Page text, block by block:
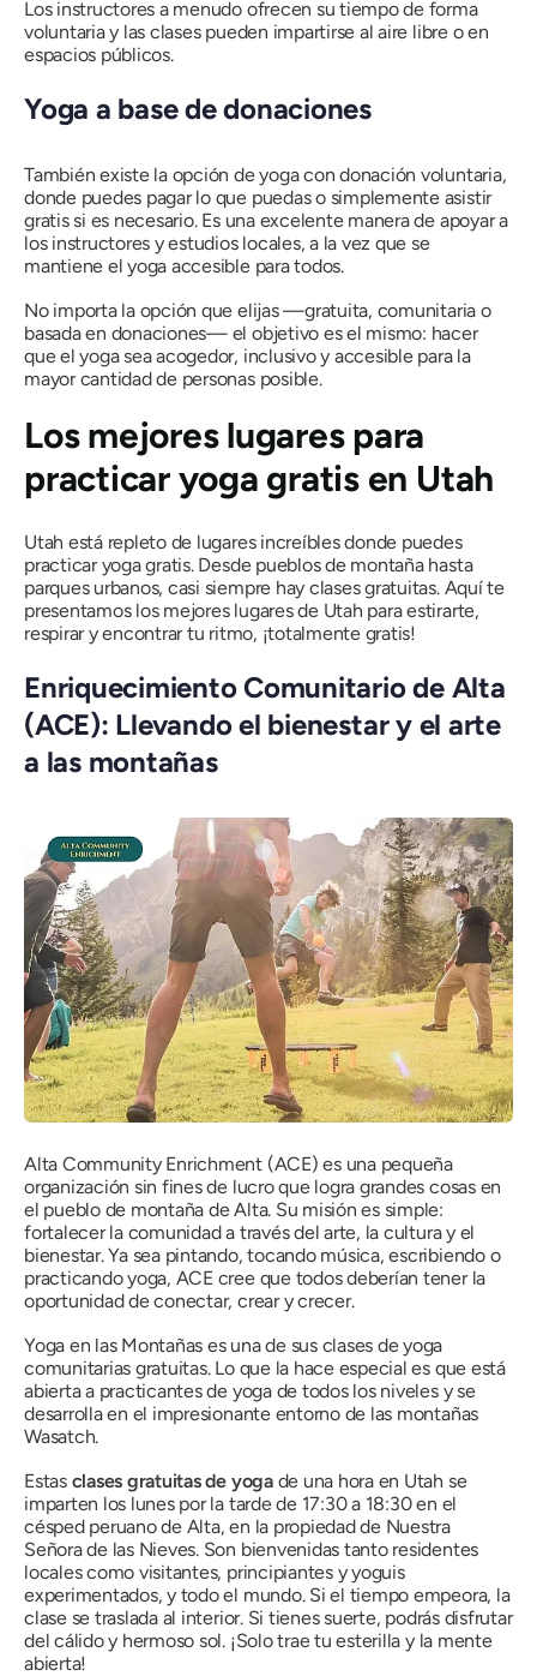
Los instructores a menudo ofrecen su tiempo de forma
voluntaria y las clases pueden impartirse al aire libre o en
espacios públicos.
Yoga a base de donaciones
También existe la opción de yoga con donación voluntaria,
donde puedes pagar lo que puedas o simplemente asistir
gratis si es necesario. Es una excelente manera de apoyar a
los instructores y estudios locales, a la vez que se
mantiene el yoga accesible para todos.
No importa la opción que elijas —gratuita, comunitaria o
basada en donaciones— el objetivo es el mismo: hacer
que el yoga sea acogedor, inclusivo y accesible para la
mayor cantidad de personas posible.
Los mejores lugares para
practicar yoga gratis en Utah
Utah está repleto de lugares increíbles donde puedes
practicar yoga gratis. Desde pueblos de montaña hasta
parques urbanos, casi siempre hay clases gratuitas. Aquí te
presentamos los mejores lugares de Utah para estirarte,
respirar y encontrar tu ritmo, ¡totalmente gratis!
Enriquecimiento Comunitario de Alta
(ACE): Llevando el bienestar y el arte
a las montañas
Alta Community Enrichment (ACE) es una pequeña
organización sin fines de lucro que logra grandes cosas en
el pueblo de montaña de Alta. Su misión es simple:
fortalecer la comunidad a través del arte, la cultura y el
bienestar. Ya sea pintando, tocando música, escribiendo o
practicando yoga, ACE cree que todos deberían tener la
oportunidad de conectar, crear y crecer.
Yoga en las Montañas es una de sus clases de yoga
comunitarias gratuitas. Lo que la hace especial es que está
abierta a practicantes de yoga de todos los niveles y se
desarrolla en el impresionante entorno de las montañas
Wasatch.
Estas clases gratuitas de yoga de una hora en Utah se
imparten los lunes por la tarde de 17:30 a 18:30 en el
césped peruano de Alta, en la propiedad de Nuestra
Señora de las Nieves. Son bienvenidas tanto residentes
locales como visitantes, principiantes y yoguis
experimentados, y todo el mundo. Si el tiempo empeora, la
clase se traslada al interior. Si tienes suerte, podrás disfrutar
del cálido y hermoso sol. ¡Solo trae tu esterilla y la mente
abierta!